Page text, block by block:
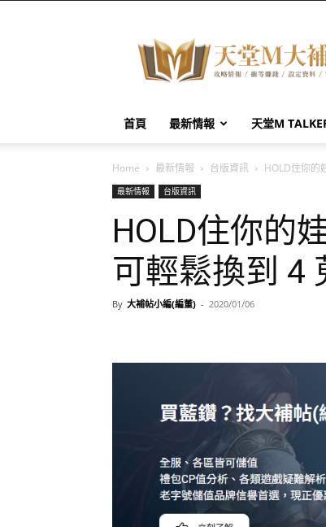
堂
M
大
帖
首頁 最新情報 天堂M
Home 最新情報 台版資訊 HOLD住你的
最新情報 台版資訊
HOLD住你的
可輕鬆換到 4
By 大補帖小編(編董) - 2020/01/06